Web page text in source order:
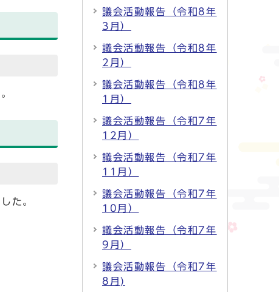
た。
議会活動報告（令和8年
3月）
議会活動報告（令和8年
2月）
議会活動報告（令和8年
1月）
議会活動報告（令和7年
12月）
議会活動報告（令和7年
11月）
議会活動報告（令和7年
10月）
議会活動報告（令和7年
9月）
議会活動報告（令和7年
8月)